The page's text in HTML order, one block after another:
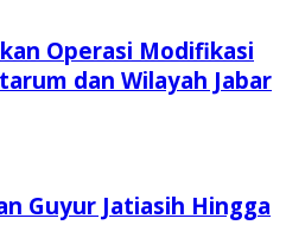
Operasi Modifikasi
dan Wilayah Jabar
Guyur Jatiasih Hingga